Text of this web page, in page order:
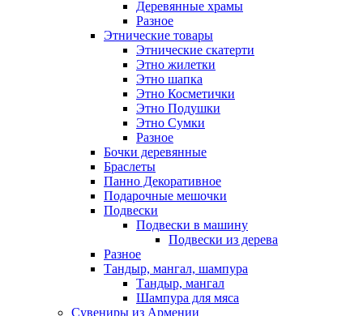
Деревянные храмы
Разное
Этнические товары
Этнические скатерти
Этно жилетки
Этно шапка
Этно Косметички
Этно Подушки
Этно Сумки
Разное
Бочки деревянные
Браслеты
Панно Декоративное
Подарочные мешочки
Подвески
Подвески в машину
Подвески из дерева
Разное
Тандыр, мангал, шампура
Тандыр, мангал
Шампура для мяса
Сувениры из Армении